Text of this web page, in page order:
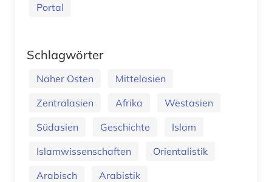
Portal
Schlagwörter
Naher Osten
Mittelasien
Zentralasien
Afrika
Westasien
Südasien
Geschichte
Islam
Islamwissenschaften
Orientalistik
Arabisch
Arabistik